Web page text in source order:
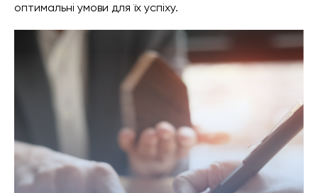
оптимальні умови для їх успіху.